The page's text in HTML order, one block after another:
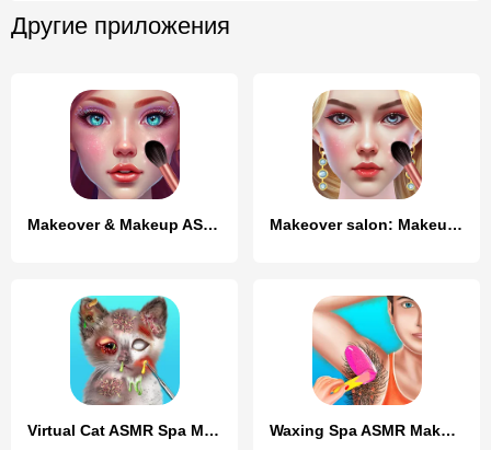
Другие приложения
Makeover & Makeup ASMR Makeover salon: Makeup ASMR
Virtual Cat ASMR Spa Makeover Waxing Spa ASMR Makeover Salon